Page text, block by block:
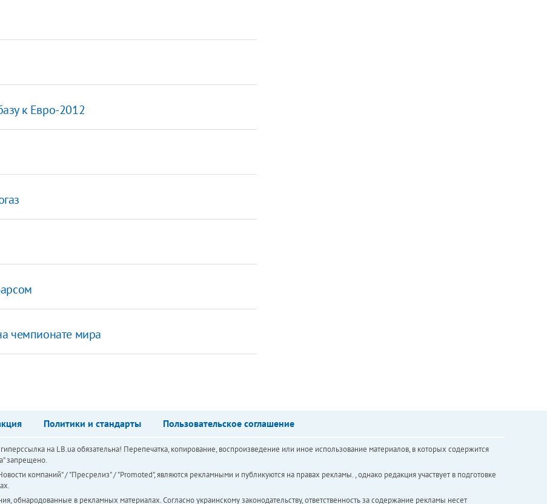
к Евро-2012
чемпионате мира
Политики и стандарты Пользовательское соглашение
на LB.ua обязательна! Перепечатка, копирование, воспроизведение или иное использование материалов, в которых содержится
запрещено.
компаний" / "Пресрелиз" / "Promoted", являются рекламными и публикуются на правах рекламы. , однако редакция участвует в подготовке
обнародованные в рекламных материалах. Согласно украинскому законодательству, ответственность за содержание рекламы несет